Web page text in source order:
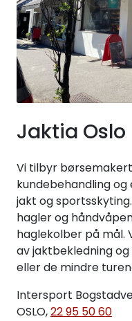
Jaktia Oslo
Vi tilbyr
kundebehandling
jakt og
hagler og
haglekolber på mål.
av jaktbekledning
eller de mindre
Intersport
OSLO,22 95 50 60